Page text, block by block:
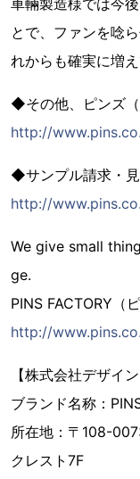
車輛製造様では今
とで、ファンを唸
れからも確実に増
◆その他、ピンズ
http://
◆サンプル請求・
http://
We give small
ge.
PINS FACTORY（
http://
【株式会社デザイ
ブランド名称：
所在地：〒108-
クレスト7F